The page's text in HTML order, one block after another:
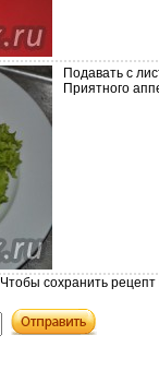
Подавать с
Приятного
Чтобы сохранить